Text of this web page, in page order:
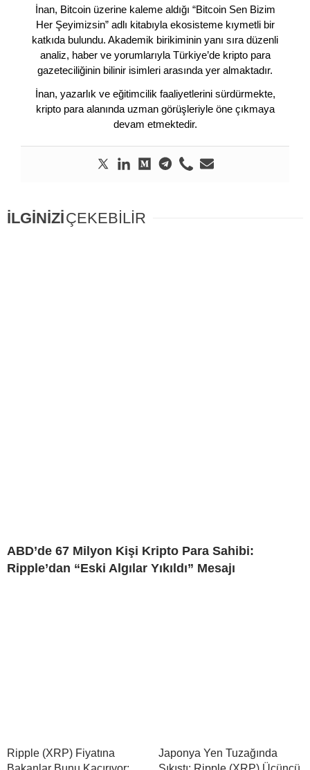
İnan, Bitcoin üzerine kaleme aldığı “Bitcoin Sen Bizim
Her Şeyimizsin” adlı kitabıyla ekosisteme kıymetli bir
katkıda bulundu. Akademik birikiminin yanı sıra düzenli
analiz, haber ve yorumlarıyla Türkiye’de kripto para
gazeteciliğinin bilinir isimleri arasında yer almaktadır.
İnan, yazarlık ve eğitimcilik faaliyetlerini sürdürmekte,
kripto para alanında uzman görüşleriyle öne çıkmaya
devam etmektedir.
İLGİNİZİÇEKEBİLİR
ABD’de 67 Milyon Kişi Kripto Para Sahibi:
Ripple’dan “Eski Algılar Yıkıldı” Mesajı
Ripple (XRP) Fiyatına
Japonya Yen Tuzağında